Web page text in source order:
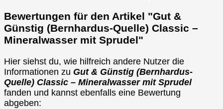
Bewertungen für den Artikel "Gut &
Günstig (Bernhardus-Quelle) Classic –
Mineralwasser mit Sprudel"
Hier siehst du, wie hilfreich andere Nutzer die
Informationen zu Gut & Günstig (Bernhardus-
Quelle) Classic – Mineralwasser mit Sprudel
fanden und kannst ebenfalls eine Bewertung
abgeben: